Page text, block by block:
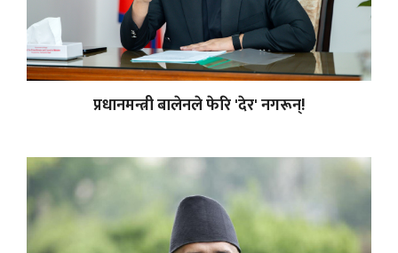
प्रधानमन्त्री बालेनले फेरि 'देर' नगरून्!